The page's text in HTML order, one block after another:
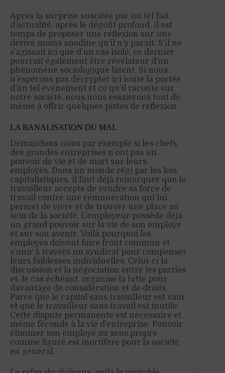
Après la surprise suscitée par un tel fait
d’actualité, après le dégoût profond, il est
temps de proposer une réflexion sur une
dérive moins anodine qu’il n’y paraît. S’il ne
s’agissait ici que d’un cas isolé, ce dernier
pourrait également être révélateur d’un
phénomène sociologique latent. Si nous
n’espérons pas décrypter ici toute la portée
d’un tel évènement et ce qu’il raconte sur
notre société, nous nous essaierons tout de
même à offrir quelques pistes de réflexion.
LA BANALISATION DU MAL
Demandons-nous par exemple si les chefs
des grandes entreprises n’ont pas un
pouvoir de vie et de mort sur leurs
employés. Dans un monde régi par les lois
capitalistiques, il faut déjà remarquer que le
travailleur accepte de vendre sa force de
travail contre une rémunération qui lui
permet de vivre et de trouver une place au
sein de la société. L’employeur possède déjà
un grand pouvoir sur la vie de son employé
et sur son avenir. Voilà pourquoi les
employés doivent faire front commun et
s’unir à travers un syndicat pour compenser
leurs faiblesses individuelles. Celui-ci la
discussion et la négociation entre les parties
et, le cas échéant, organise la lutte pour
davantage de considération et de droits.
Parce que le capital sans travailleur est vain
et que le travailleur sans travail est inutile.
Cette dispute permanente est nécessaire et
même féconde à la vie d’entreprise. Pouvoir
éliminer son employé au sens propre
comme figuré est mortifère pour la société
en général.